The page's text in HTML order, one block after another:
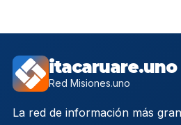
itacaruare.uno
Red Misiones.uno
La red de información más